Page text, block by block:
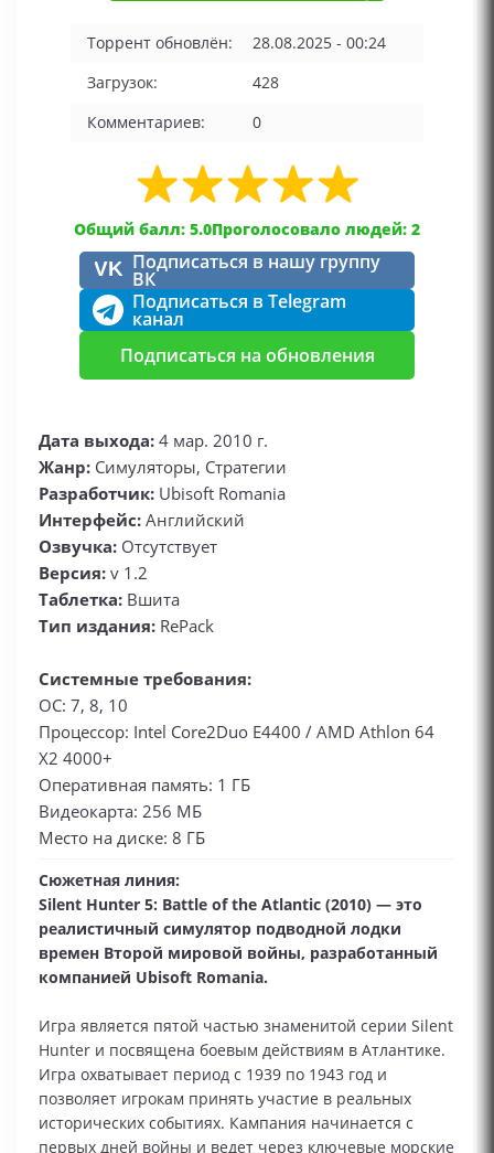
Торрент обновлён:
28.08.2025 - 00:24
Загрузок:
428
Комментариев:
0
Общий балл: 5.0Проголосовало людей: 2
VK Подписаться в нашу группу
ВК
Подписаться в Telegram
канал
Подписаться на обновления
Дата выхода: 4 мар. 2010 г.
Жанр: Симуляторы, Стратегии
Разработчик: Ubisoft Romania
Интерфейс: Английский
Озвучка: Отсутствует
Версия: v 1.2
Таблетка: Вшита
Тип издания: RePack
Системные требования:
ОС: 7, 8, 10
Процессор: Intel Core2Duo E4400 / AMD Athlon 64
X2 4000+
Оперативная память: 1 ГБ
Видеокарта: 256 МБ
Место на диске: 8 ГБ
Сюжетная линия:
Silent Hunter 5: Battle of the Atlantic (2010) — это
реалистичный симулятор подводной лодки
времен Второй мировой войны, разработанный
компанией Ubisoft Romania.
Игра является пятой частью знаменитой серии Silent
Hunter и посвящена боевым действиям в Атлантике.
Игра охватывает период с 1939 по 1943 год и
позволяет игрокам принять участие в реальных
исторических событиях. Кампания начинается с
первых дней войны и ведет через ключевые морские